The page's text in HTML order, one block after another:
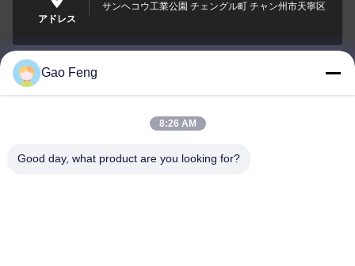
アドレス
サンヘコウ工業公園 チェングル町 チャン州市天寧区
suli@sulidry.com
Gao Feng
8:26 AM
Good day, what product are you looking for?